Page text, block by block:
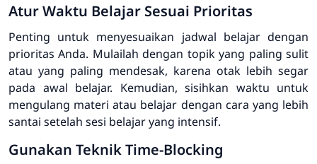
Atur Waktu Belajar Sesuai Prioritas
Penting untuk menyesuaikan jadwal belajar dengan
prioritas Anda. Mulailah dengan topik yang paling sulit
atau yang paling mendesak, karena otak lebih segar
pada awal belajar. Kemudian, sisihkan waktu untuk
mengulang materi atau belajar dengan cara yang lebih
santai setelah sesi belajar yang intensif.
Gunakan Teknik Time-Blocking